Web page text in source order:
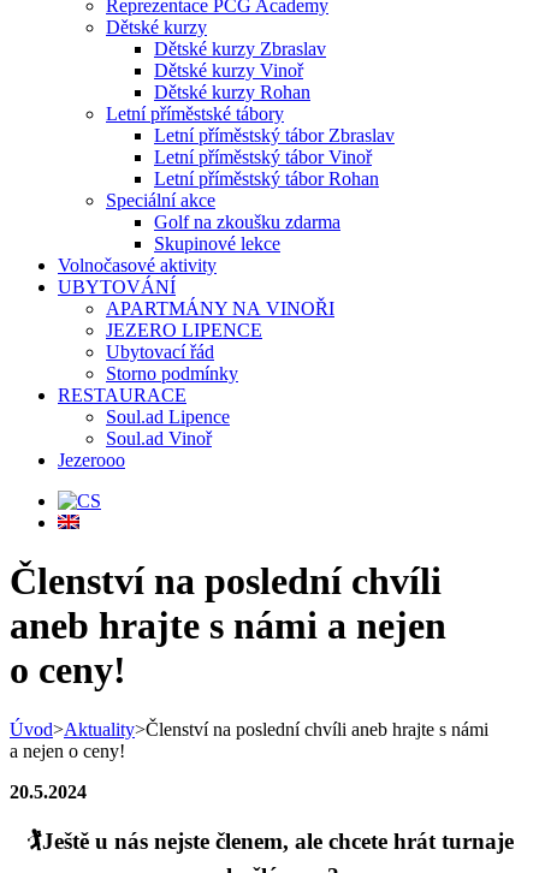
Reprezentace PCG Academy
Dětské kurzy
Dětské kurzy Zbraslav
Dětské kurzy Vinoř
Dětské kurzy Rohan
Letní příměstské tábory
Letní příměstský tábor Zbraslav
Letní příměstský tábor Vinoř
Letní příměstský tábor Rohan
Speciální akce
Golf na zkoušku zdarma
Skupinové lekce
Volnočasové aktivity
UBYTOVÁNÍ
APARTMÁNY NA VINOŘI
JEZERO LIPENCE
Ubytovací řád
Storno podmínky
RESTAURACE
Soul.ad Lipence
Soul.ad Vinoř
Jezerooo
Členství na poslední chvíli
aneb hrajte s námi a nejen
o ceny!
Úvod>Aktuality>Členství na poslední chvíli aneb hrajte s námi
a nejen o ceny!
20.5.2024
🏌Ještě u nás nejste členem, ale chcete hrát turnaje